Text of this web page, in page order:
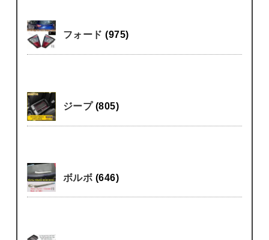
フォード(975)
ジープ (805)
ボルボ (646)